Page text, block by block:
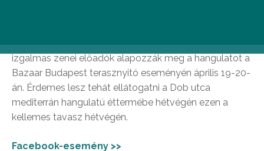
A megújult étlap és különleges koktélok mellett
izgalmas zenei előadók alapozzák meg a hangulatot a
Bazaar Budapest terasznyitó eseményén április 19-20-
án. Érdemes lesz tehát ellátogatni a Dob utca
mediterrán hangulatú éttermébe hétvégén ezen a
kellemes tavasz hétvégén.
Facebook-esemény >>